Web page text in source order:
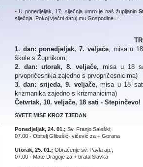
- U ponedjeljak, 17. siječnja umro je naš župljanin
siječnja. Pokoj vječni daruj mu Gospodine...
1. dan: ponedjeljak, 7. veljače, misa u
škole s Župnikom;
2. dan: utorak, 8. veljače, misa u 18
prvopričesnika zajedno s prvopričesnicima)
3. dan: srijeda, 9. veljače, misa u 18
krizmanika zajedno s krizmanicima)
Četvrtak, 10. veljače, 18 sati - Stepinčevo!
SVETE MISE KROZ TJEDAN
Ponedjeljak, 24. 01.; Sv. Franjo Saleški;
07.00 - Obitelj Glibušić-Ivičević za + Gorana
Utorak, 25. 01.; Obraćenje sv. Pavla ap.;
07.00 - Mate Dragoje za + brata Slavka